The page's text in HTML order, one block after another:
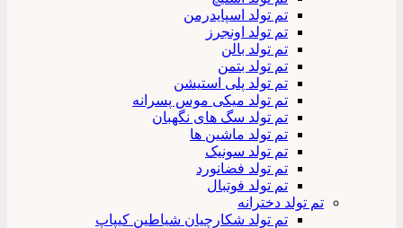
تم تولد اسپایدرمن
تم تولد اونجرز
تم تولد بالن
تم تولد بتمن
تم تولد پلی استیشن
تم تولد میکی موس پسرانه
تم تولد سگ های نگهبان
تم تولد ماشین ها
تم تولد سونیک
تم تولد فضانورد
تم تولد فوتبال
تم تولد دخترانه
تم تولد شکارچیان شیاطین کیپاپ